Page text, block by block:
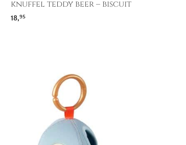
knuffel teddy beer – biscuit
18,95